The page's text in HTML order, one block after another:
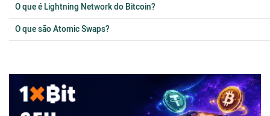
O que é Lightning Network do Bitcoin?
O que são Atomic Swaps?